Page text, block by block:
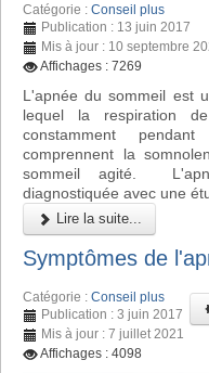
Catégorie : Conseil plus
Publication : 13 juin 2017
Mis à jour : 10 septembre
Affichages : 7269
L'apnée du sommeil est
lequel la respiration
constamment
comprennent la
sommeil agité.
diagnostiquée avec une
Lire la suite...
Symptômes de
Catégorie : Conseil plus
Publication : 3 juin 2017
Mis à jour : 7 juillet 2021
Affichages : 4098